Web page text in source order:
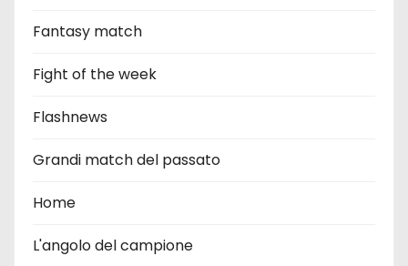
Fantasy match
Fight of the week
Flashnews
Grandi match del passato
Home
L'angolo del campione